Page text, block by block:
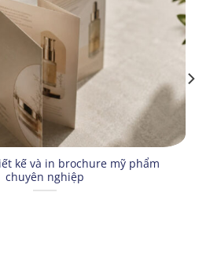
kế và in brochure mỹ phẩm
chuyên nghiệp